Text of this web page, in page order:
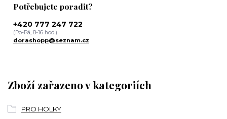
Zboží zařazeno v kategoriích
PRO HOLKY
Potřebujete poradit?
+420 777 247 722
(Po-Pá, 8-16 hod.)
dorashopp@seznam.cz